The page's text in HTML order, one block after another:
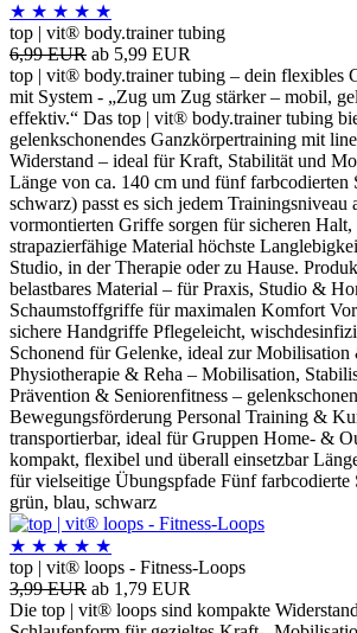
★ ★ ★ ★ ★
top | vit® body.trainer tubing
6,99 EUR ab 5,99 EUR
top | vit® body.trainer tubing – dein flexibles
mit System - „Zug um Zug stärker – mobil,
effektiv.“ Das top | vit® body.trainer tubing
gelenkschonendes Ganzkörpertraining mit
Widerstand – ideal für Kraft, Stabilität und
Länge von ca. 140 cm und fünf farbcodierten
schwarz) passt es sich jedem Trainingsniveau
vormontierten Griffe sorgen für sicheren Halt,
strapazierfähige Material höchste
Studio, in der Therapie oder zu Hause.
belastbares Material – für Praxis, Studio &
Schaumstoffgriffe für maximalen Komfort
sichere Handgriffe Pflegeleicht,
Schonend für Gelenke, ideal zur Mobilisation
Physiotherapie & Reha – Mobilisation,
Prävention & Seniorenfitness –
Bewegungsförderung Personal Training &
transportierbar, ideal für Gruppen Home- &
kompakt, flexibel und überall einsetzbar
für vielseitige Übungspfade Fünf farbcodierte
grün, blau, schwarz
★ ★ ★ ★ ★
top | vit® loops - Fitness-Loops
3,99 EUR ab 1,79 EUR
Die top | vit® loops sind kompakte